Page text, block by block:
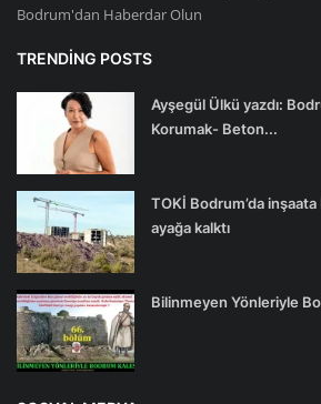
Bodrum'dan Haberdar Olun
TRENDING POSTS
Ayşegül Ülkü yazdı:
Korumak- Beton...
TOKİ Bodrum’da
ayağa kalktı
Bilinmeyen Yönleriyle